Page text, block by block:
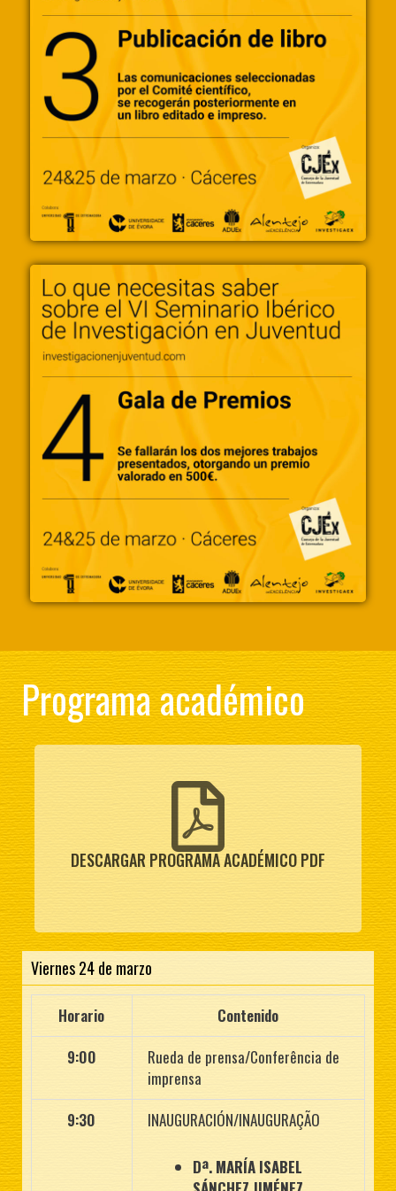
Programa académico
DESCARGAR PROGRAMA ACADÉMICO PDF
Viernes 24 de marzo
Horario
Contenido
9:00
Rueda de prensa/Conferência de
imprensa
9:30
INAUGURACIÓN/INAUGURAÇÃO
Dª. MARÍA ISABEL